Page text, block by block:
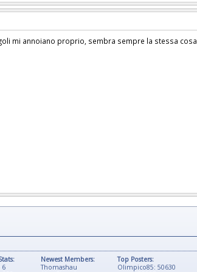
mi annoiano proprio, sembra sempre la stessa cosa
Top Posters:
Olimpico85: 50630
Newest Members:
Thomashau
6